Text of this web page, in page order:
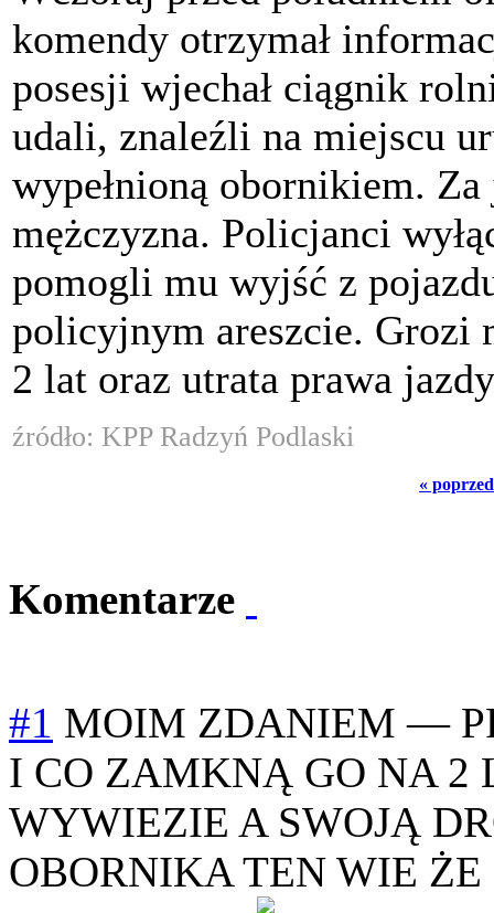
komendy otrzymał
posesji wjechał ciągnik
udali, znaleźli na miejscu
wypełnioną obornikiem.
mężczyzna. Policjanci
pomogli mu wyjść z
policyjnym areszcie. Grozi
2 lat oraz utrata prawa
źródło: KPP Radzyń Podlaski
«
Komentarze
#1 MOIM ZDANIEM —
I CO ZAMKNĄ GO NA 2
WYWIEZIE A SWOJĄ
OBORNIKA TEN WIE